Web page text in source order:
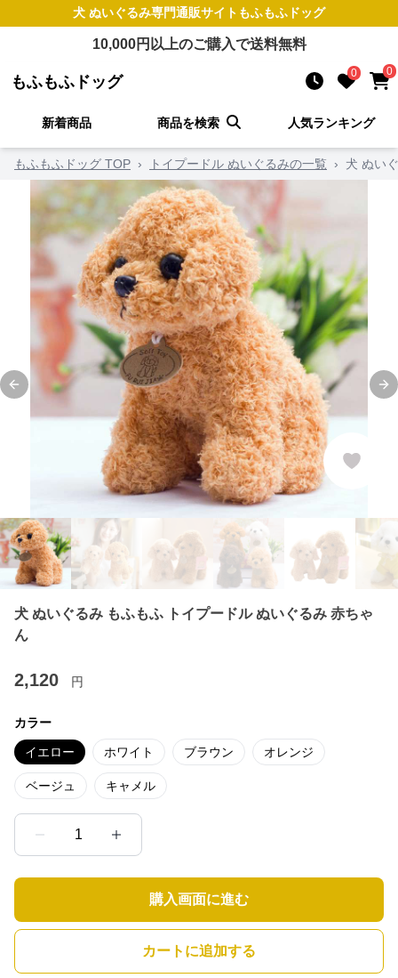
犬 ぬいぐるみ専門通販サイト もふもふドッグ
10,000円以上のご購入で送料無料
もふもふドッグ 0 0
新着商品 商品を検索 人気ランキング
もふもふドッグ TOP › トイプードル ぬいぐるみの一覧 › 犬 ぬい
Previous slide
犬 ぬいぐるみ もふもふ トイプードル ぬいぐるみ 赤ちゃ
ん
2,120 円
カラー
イエロー ホワイト ブラウン オレンジ
ベージュ キャメル
1
購入画面に進む
カートに追加する